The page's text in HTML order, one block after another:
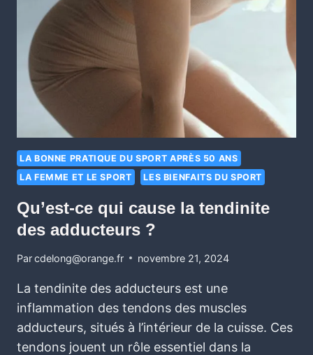
LA BONNE PRATIQUE DU SPORT APRÈS 50 ANS
LA FEMME ET LE SPORT
LES BIENFAITS DU SPORT
Qu’est-ce qui cause la tendinite
des adducteurs ?
Parcdelong@orange.fr novembre 21, 2024
La tendinite des adducteurs est une
inflammation des tendons des muscles
adducteurs, situés à l’intérieur de la cuisse. Ces
tendons jouent un rôle essentiel dans la